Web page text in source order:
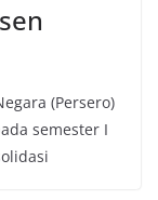
(Persero)
semester I